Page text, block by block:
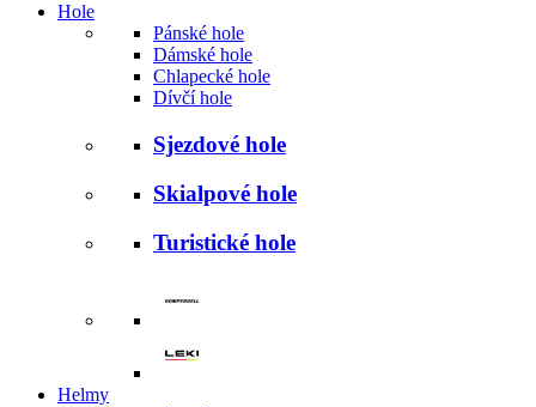
Hole
Pánské hole
Dámské hole
Chlapecké hole
Dívčí hole
Sjezdové hole
Skialpové hole
Turistické hole
Helmy